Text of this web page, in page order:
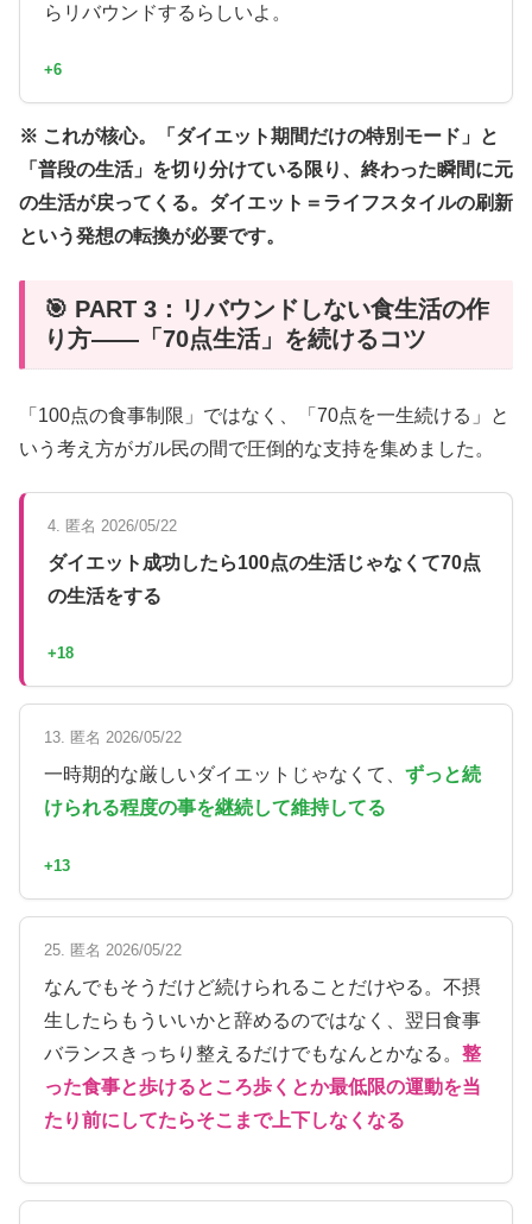
らリバウンドするらしいよ。
+6
※ これが核心。「ダイエット期間だけの特別モード」と
「普段の生活」を切り分けている限り、終わった瞬間に元
の生活が戻ってくる。ダイエット＝ライフスタイルの刷新
という発想の転換が必要です。
🎯 PART 3：リバウンドしない食生活の作
り方――「70点生活」を続けるコツ
「100点の食事制限」ではなく、「70点を一生続ける」と
いう考え方がガル民の間で圧倒的な支持を集めました。
4. 匿名 2026/05/22
ダイエット成功したら100点の生活じゃなくて70点
の生活をする
+18
13. 匿名 2026/05/22
一時期的な厳しいダイエットじゃなくて、 ずっと続
けられる程度の事を継続して維持してる
+13
25. 匿名 2026/05/22
なんでもそうだけど続けられることだけやる。不摂
生したらもういいかと辞めるのではなく、翌日食事
バランスきっちり整えるだけでもなんとかなる。 整
った食事と歩けるところ歩くとか最低限の運動を当
たり前にしてたらそこまで上下しなくなる